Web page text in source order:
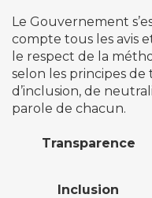
Le Gouvernement
compte tous les avis
le respect de la
selon les principes
d’inclusion, de
parole de chacun.
Transparence
Inclusion